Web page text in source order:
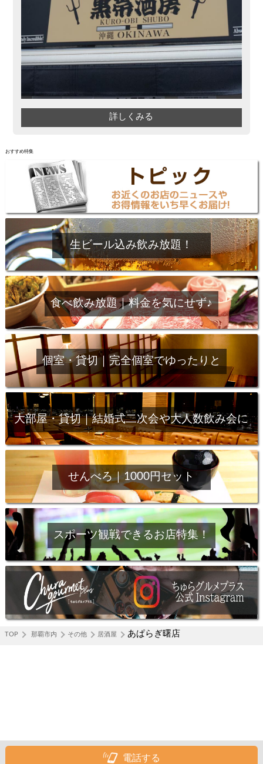
電話する
詳しくみる
おすすめ特集
生ビール込み飲み放題！
食べ飲み放題｜料金を気にせず♪
個室・貸切｜完全個室でゆったりと
大部屋・貸切｜結婚式二次会や大人数飲み会に
せんべろ｜1000円セット
スポーツ観戦できるお店特集！
TOP 那覇市内 その他 居酒屋 あぱらぎ曙店